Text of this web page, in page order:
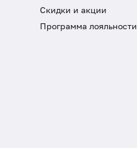
Скидки и акции
Программа лояльности